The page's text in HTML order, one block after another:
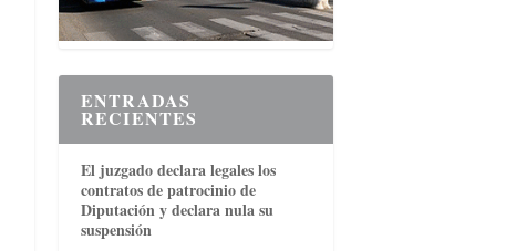
ENTRADAS
RECIENTES
El juzgado declara legales los
contratos de patrocinio de
Diputación y declara nula su
suspensión